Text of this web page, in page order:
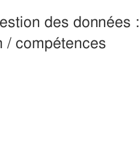
des données
/ compétences